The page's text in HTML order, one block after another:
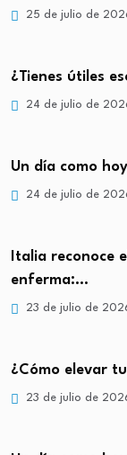
25 de julio de
¿Tienes útiles
24 de julio de
Un día como
24 de julio de
Italia reconoce
enferma:…
23 de julio de
¿Cómo elevar
23 de julio de